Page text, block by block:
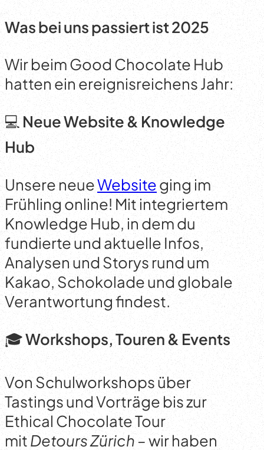
Was bei uns passiert ist 2025
Wir beim Good Chocolate Hub
hatten ein ereignisreichens Jahr:
💻 Neue Website & Knowledge
Hub
Unsere neueWebsiteging im
Frühling online! Mit integriertem
Knowledge Hub, in dem du
fundierte und aktuelle Infos,
Analysen und Storys rund um
Kakao, Schokolade und globale
Verantwortung findest.
🎓Workshops, Touren & Events
Von Schulworkshops über
Tastings und Vorträge bis zur
Ethical Chocolate Tour
mitDetours Zürich –wir haben